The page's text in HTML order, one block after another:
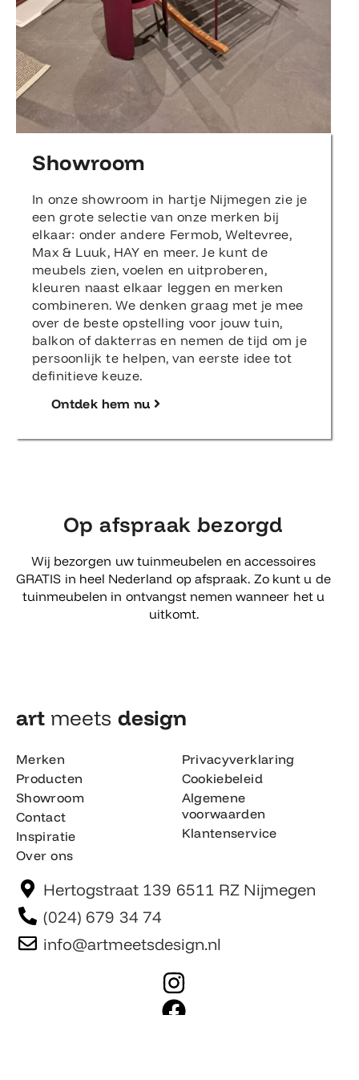
Showroom
In onze showroom in hartje Nijmegen zie je
een grote selectie van onze merken bij
elkaar: onder andere Fermob, Weltevree,
Max & Luuk, HAY en meer. Je kunt de
meubels zien, voelen en uitproberen,
kleuren naast elkaar leggen en merken
combineren. We denken graag met je mee
over de beste opstelling voor jouw tuin,
balkon of dakterras en nemen de tijd om je
persoonlijk te helpen, van eerste idee tot
definitieve keuze.
Ontdek hem nu
Op afspraak bezorgd
Wij bezorgen uw tuinmeubelen en accessoires
GRATIS in heel Nederland op afspraak. Zo kunt u de
tuinmeubelen in ontvangst nemen wanneer het u
uitkomt.
art meets design​
Merken
Producten
Showroom
Contact
Inspiratie
Over ons
Privacyverklaring
Cookiebeleid
Algemene
voorwaarden
Klantenservice
Hertogstraat 139 6511 RZ Nijmegen
(024) 679 34 74
info@artmeetsdesign.nl
I
n
F